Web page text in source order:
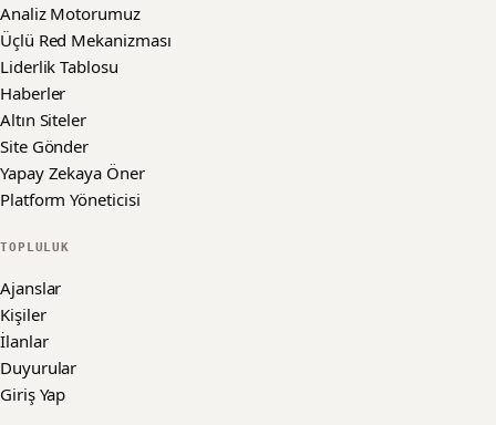
Analiz Motorumuz
Üçlü Red Mekanizması
Liderlik Tablosu
Haberler
Altın Siteler
Site Gönder
Yapay Zekaya Öner
Platform Yöneticisi
TOPLULUK
Ajanslar
Kişiler
İlanlar
Duyurular
Giriş Yap